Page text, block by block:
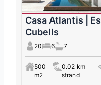
Casa Atlantis | Es
Cubells
20 6 7
500
m2
0.02 km
strand